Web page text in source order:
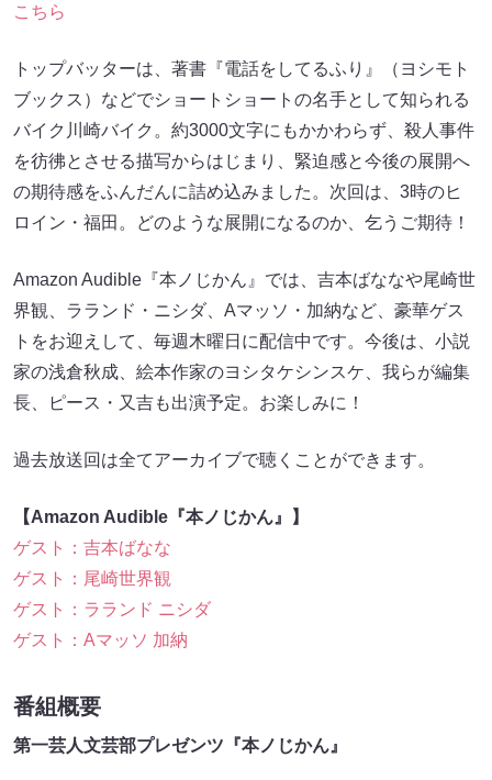
こちら
トップバッターは、著書『電話をしてるふり』（ヨシモト
ブックス）などでショートショートの名手として知られる
バイク川崎バイク。約3000文字にもかかわらず、殺人事件
を彷彿とさせる描写からはじまり、緊迫感と今後の展開へ
の期待感をふんだんに詰め込みました。次回は、3時のヒ
ロイン・福田。どのような展開になるのか、乞うご期待！
Amazon Audible『本ノじかん』では、吉本ばななや尾崎世
界観、ラランド・ニシダ、Aマッソ・加納など、豪華ゲス
トをお迎えして、毎週木曜日に配信中です。今後は、小説
家の浅倉秋成、絵本作家のヨシタケシンスケ、我らが編集
長、ピース・又吉も出演予定。お楽しみに！
過去放送回は全てアーカイブで聴くことができます。
【Amazon Audible『本ノじかん』】
ゲスト：吉本ばなな
ゲスト：尾崎世界観
ゲスト：ラランド ニシダ
ゲスト：Aマッソ 加納
番組概要
第一芸人文芸部プレゼンツ『本ノじかん』